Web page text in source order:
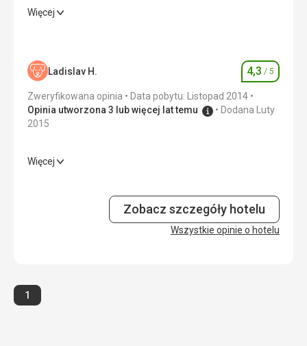
Okolica 5,0/ 5
Usługi 5,0/ 5
Więcej
Ladislav H. Ocena
4,3 / 5
Zweryfikowana opinia
Data pobytu: Listopad 2014
Opinia utworzona 3 lub więcej lat temu
Dodana Luty
2015
4,0 / 5
4,0/ 5
Cena
Więcej
Zobacz szczegóły hotelu
Wszystkie opinie o hotelu
Strona
1